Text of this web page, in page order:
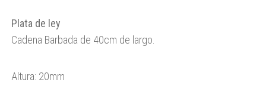
Plata de ley
Cadena Barbada de 40cm de largo.
Altura: 20mm